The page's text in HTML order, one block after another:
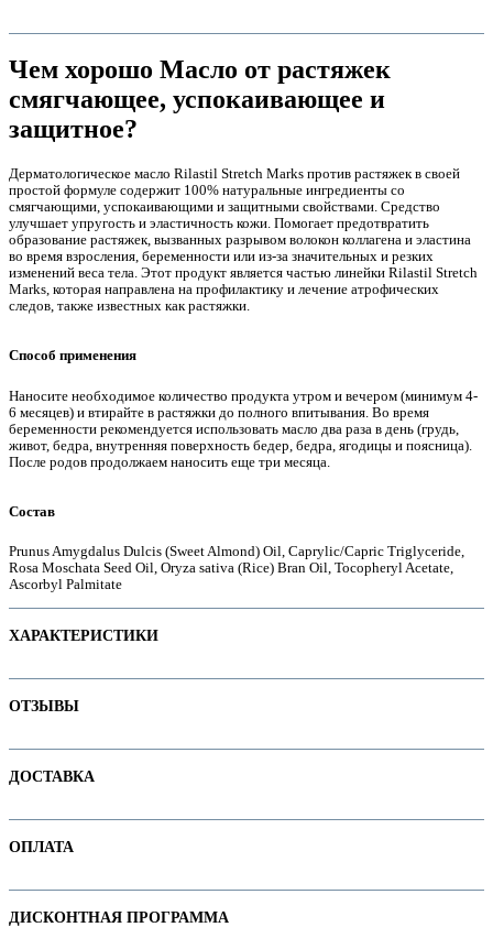
Чем хорошо Масло от растяжек
смягчающее, успокаивающее и
защитное?
Дерматологическое масло Rilastil Stretch Marks против растяжек в своей
простой формуле содержит 100% натуральные ингредиенты со
смягчающими, успокаивающими и защитными свойствами. Средство
улучшает упругость и эластичность кожи. Помогает предотвратить
образование растяжек, вызванных разрывом волокон коллагена и эластина
во время взросления, беременности или из-за значительных и резких
изменений веса тела. Этот продукт является частью линейки Rilastil Stretch
Marks, которая направлена на профилактику и лечение атрофических
следов, также известных как растяжки.
Способ применения
Наносите необходимое количество продукта утром и вечером (минимум 4-
6 месяцев) и втирайте в растяжки до полного впитывания. Во время
беременности рекомендуется использовать масло два раза в день (грудь,
живот, бедра, внутренняя поверхность бедер, бедра, ягодицы и поясница).
После родов продолжаем наносить еще три месяца.
Состав
Prunus Amygdalus Dulcis (Sweet Almond) Oil, Caprylic/Capric Triglyceride,
Rosa Moschata Seed Oil, Oryza sativa (Rice) Bran Oil, Tocopheryl Acetate,
Ascorbyl Palmitate
ХАРАКТЕРИСТИКИ
Категория
Средства против растяжек
Бренд
ОТЗЫВЫ
ДОСТАВКА
В интернет-магазине доступны варианты доставки:
ОПЛАТА
Оплачивайте покупки удобным способом. В интернет-магазине доступны
варианты оплаты:
ДИСКОНТНАЯ ПРОГРАММА